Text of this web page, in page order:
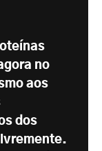
no
aos
dos